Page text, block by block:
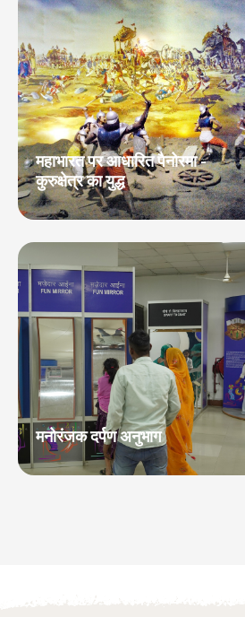
महाभारत पर आधारित पैनोरमा -
कुरुक्षेत्र का युद्ध
मनोरंजक दर्पण अनुभाग